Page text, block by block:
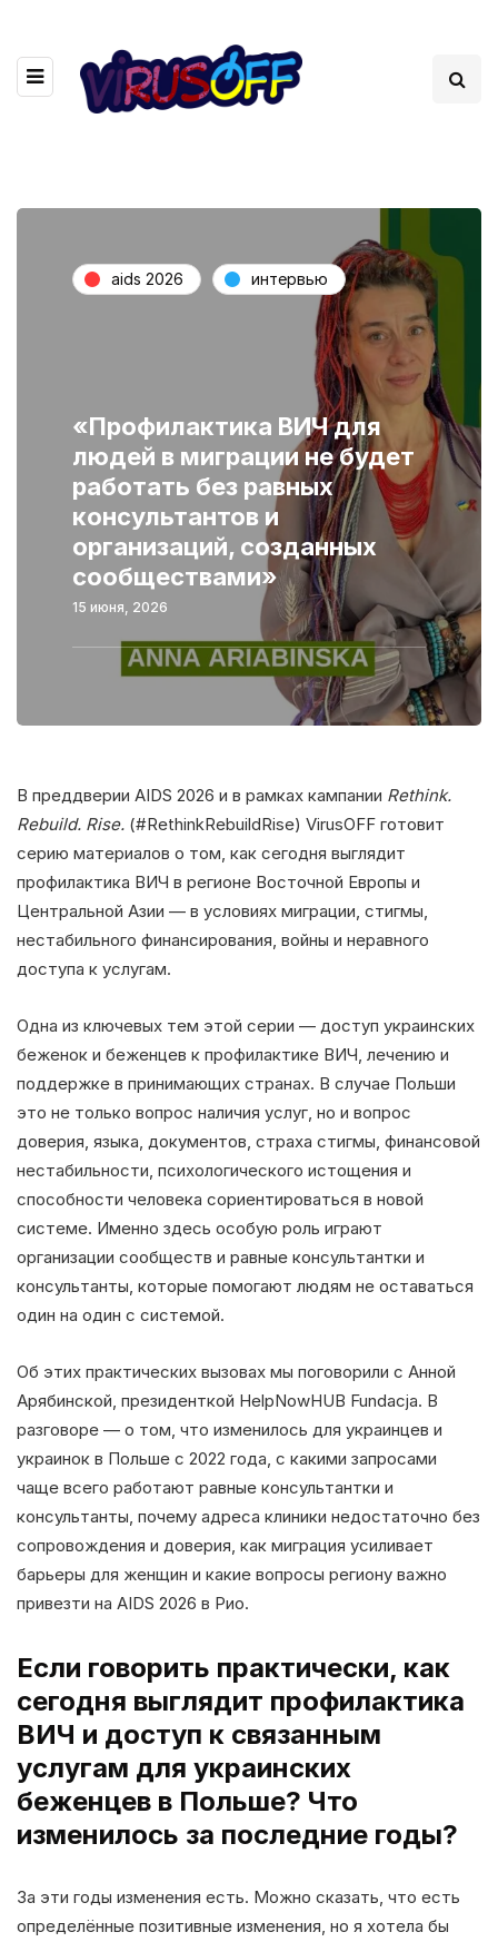
aids 2026 интервью
«Профилактика ВИЧ для
людей в миграции не будет
работать без равных
консультантов и
организаций, созданных
сообществами»
15 июня, 2026
В преддверии AIDS 2026 и в рамках кампании Rethink.
Rebuild. Rise. (#RethinkRebuildRise) VirusOFF готовит
серию материалов о том, как сегодня выглядит
профилактика ВИЧ в регионе Восточной Европы и
Центральной Азии — в условиях миграции, стигмы,
нестабильного финансирования, войны и неравного
доступа к услугам.
Одна из ключевых тем этой серии — доступ украинских
беженок и беженцев к профилактике ВИЧ, лечению и
поддержке в принимающих странах. В случае Польши
это не только вопрос наличия услуг, но и вопрос
доверия, языка, документов, страха стигмы, финансовой
нестабильности, психологического истощения и
способности человека сориентироваться в новой
системе. Именно здесь особую роль играют
организации сообществ и равные консультантки и
консультанты, которые помогают людям не оставаться
один на один с системой.
Об этих практических вызовах мы поговорили с Анной
Арябинской, президенткой HelpNowHUB Fundacja. В
разговоре — о том, что изменилось для украинцев и
украинок в Польше с 2022 года, с какими запросами
чаще всего работают равные консультантки и
консультанты, почему адреса клиники недостаточно без
сопровождения и доверия, как миграция усиливает
барьеры для женщин и какие вопросы региону важно
привезти на AIDS 2026 в Рио.
Если говорить практически, как
сегодня выглядит профилактика
ВИЧ и доступ к связанным
услугам для украинских
беженцев в Польше? Что
изменилось за последние годы?
За эти годы изменения есть. Можно сказать, что есть
определённые позитивные изменения, но я хотела бы